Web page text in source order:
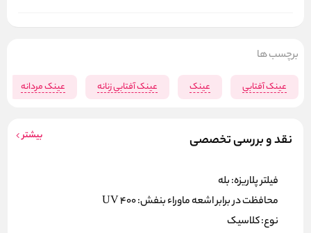
نقد و بررسی تخصصی بیشتر
فیلتر پلاریزه: بله
محافظت در برابر اشعه ماوراء بنفش: UV 400
نوع: کلاسیک
برچسب ها
عینک آفتابی عینک عینک آفتابی زنانه عینک مردانه